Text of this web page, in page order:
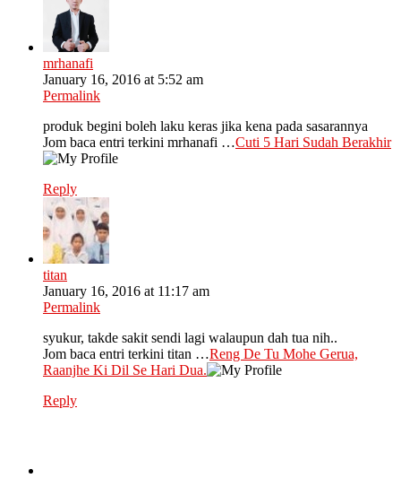
mrhanafi
January 16, 2016 at 5:52 am
Permalink
produk begini boleh laku keras jika kena pada sasarannya
Jom baca entri terkini mrhanafi …Cuti 5 Hari Sudah Berakhir
Reply
titan
January 16, 2016 at 11:17 am
Permalink
syukur, takde sakit sendi lagi walaupun dah tua nih..
Jom baca entri terkini titan …Reng De Tu Mohe Gerua,
Raanjhe Ki Dil Se Hari Dua.
Reply